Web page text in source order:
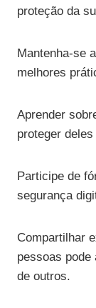
proteção da
Mantenha-se
melhores
Aprender
proteger
Participe de
segurança
Compartilhar
pessoas pode
de outros.